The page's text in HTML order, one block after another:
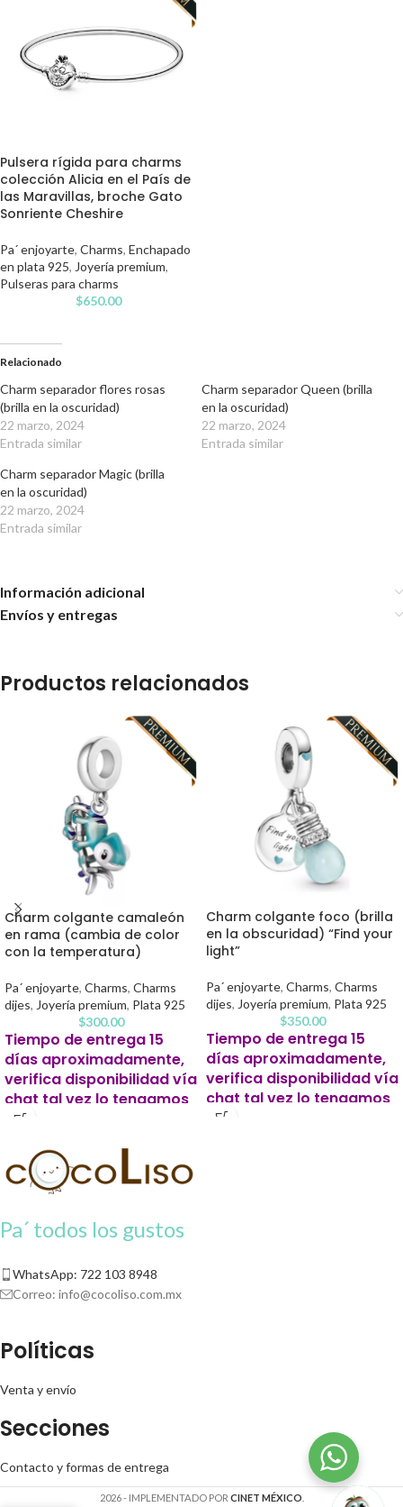
Pulsera rígida para charms
colección Alicia en el País de
las Maravillas, broche Gato
Sonriente Cheshire
Pa´ enjoyarte, Charms, Enchapado
en plata 925, Joyería premium,
Pulseras para charms
$650.00
Relacionado
Charm separador flores rosas
(brilla en la oscuridad)
22 marzo, 2024
Entrada similar
Charm separador Queen (brilla
en la oscuridad)
22 marzo, 2024
Entrada similar
Charm separador Magic (brilla
en la oscuridad)
22 marzo, 2024
Entrada similar
Información adicional
Envíos y entregas
Productos relacionados
Charm colgante camaleón
en rama (cambia de color
con la temperatura)
Pa´ enjoyarte, Charms, Charms
dijes, Joyería premium, Plata 925
$300.00
Tiempo de entrega 15
días aproximadamente,
verifica disponibilidad vía
chat tal vez lo tengamos
listo antes.
Este producto para pago
contra entrega se solicitará un 20%
de apartado para iniciar tu pedido.
Charm colgante foco (brilla
en la obscuridad) “Find your
light”
Pa´ enjoyarte, Charms, Charms
dijes, Joyería premium, Plata 925
$350.00
Tiempo de entrega 15
días aproximadamente,
verifica disponibilidad vía
chat tal vez lo tengamos
listo antes.
Pa´ todos los gustos
WhatsApp: 722 103 8948
Correo: info@cocoliso.com.mx
Políticas
Venta y envío
Secciones
Contacto y formas de entrega
2026 - IMPLEMENTADO POR CINET MÉXICO